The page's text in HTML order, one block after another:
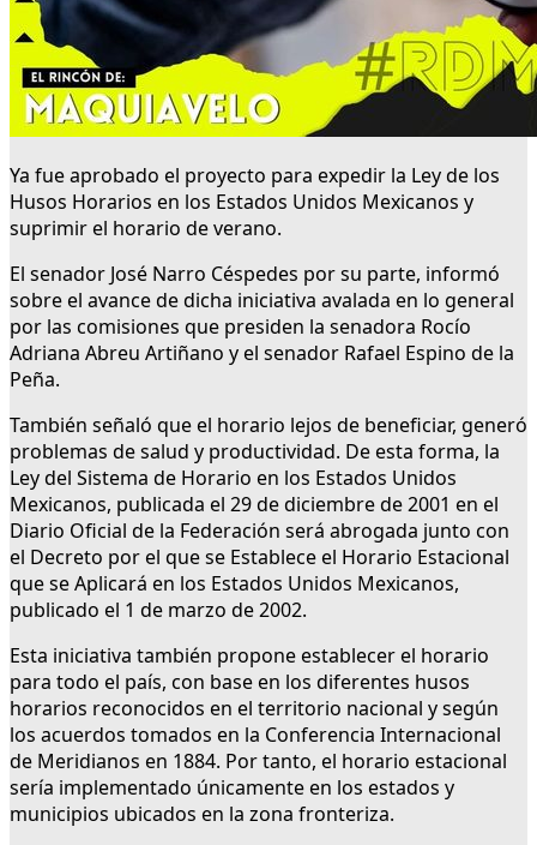
Ya fue aprobado el proyecto para expedir la Ley de los
Husos Horarios en los Estados Unidos Mexicanos y
suprimir el horario de verano.
El senador José Narro Céspedes por su parte, informó
sobre el avance de dicha iniciativa avalada en lo general
por las comisiones que presiden la senadora Rocío
Adriana Abreu Artiñano y el senador Rafael Espino de la
Peña.
También señaló que el horario lejos de beneficiar, generó
problemas de salud y productividad. De esta forma, la
Ley del Sistema de Horario en los Estados Unidos
Mexicanos, publicada el 29 de diciembre de 2001 en el
Diario Oficial de la Federación será abrogada junto con
el Decreto por el que se Establece el Horario Estacional
que se Aplicará en los Estados Unidos Mexicanos,
publicado el 1 de marzo de 2002.
Esta iniciativa también propone establecer el horario
para todo el país, con base en los diferentes husos
horarios reconocidos en el territorio nacional y según
los acuerdos tomados en la Conferencia Internacional
de Meridianos en 1884. Por tanto, el horario estacional
sería implementado únicamente en los estados y
municipios ubicados en la zona fronteriza.